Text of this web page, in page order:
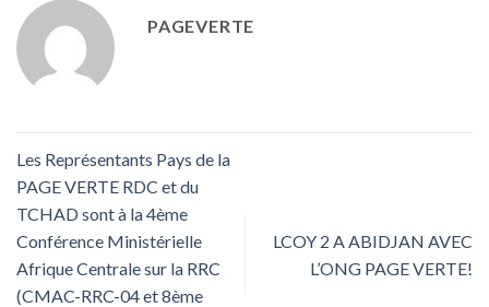
PAGEVERTE
Les Représentants Pays de la
PAGE VERTE RDC et du
TCHAD sont à la 4ème
Conférence Ministérielle
Afrique Centrale sur la RRC
(CMAC-RRC-04 et 8ème
LCOY 2 A ABIDJAN AVEC
L’ONG PAGE VERTE!